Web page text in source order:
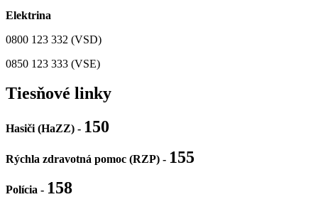
Elektrina
0800 123 332 (VSD)
0850 123 333 (VSE)
Tiesňové linky
Hasiči (HaZZ) - 150
Rýchla zdravotná pomoc (RZP) - 155
Polícia - 158